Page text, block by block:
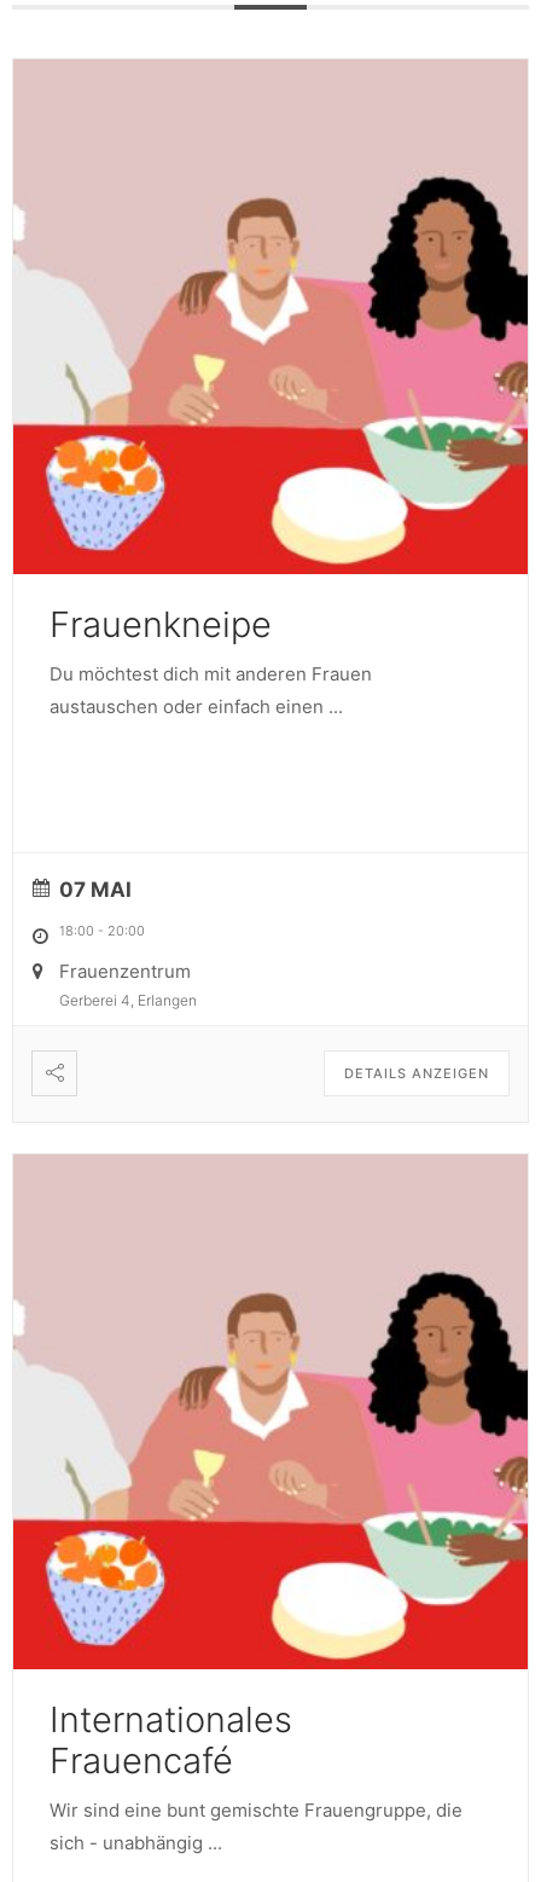
Frauenkneipe
Du möchtest dich mit anderen Frauen
austauschen oder einfach einen ...
07 MAI
18:00 - 20:00
Frauenzentrum
Gerberei 4, Erlangen
DETAILS ANZEIGEN
Internationales
Frauencafé
Wir sind eine bunt gemischte Frauengruppe, die
sich - unabhängig ...